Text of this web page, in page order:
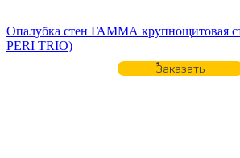
Опалубка стен ГАММА крупнощитовая
PERI TRIO)
Заказать